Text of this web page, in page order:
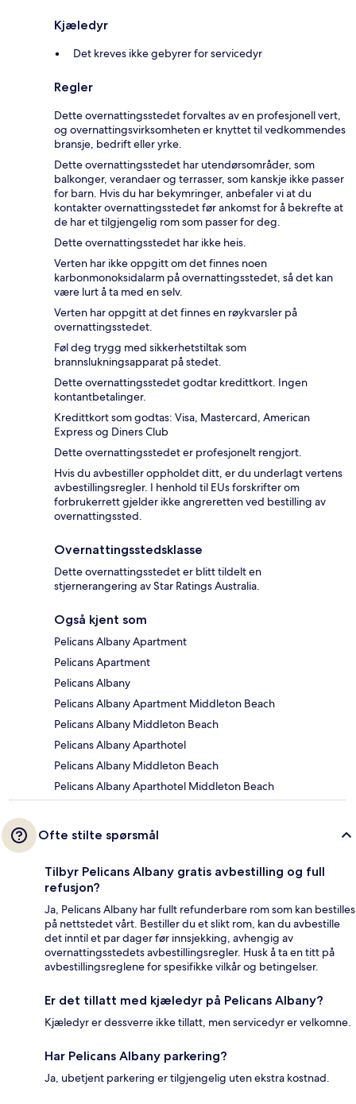
Kjæledyr
Det kreves ikke gebyrer for servicedyr
Regler
Dette overnattingsstedet forvaltes av en profesjonell vert,
og overnattingsvirksomheten er knyttet til vedkommendes
bransje, bedrift eller yrke.
Dette overnattingsstedet har utendørsområder, som
balkonger, verandaer og terrasser, som kanskje ikke passer
for barn. Hvis du har bekymringer, anbefaler vi at du
kontakter overnattingsstedet før ankomst for å bekrefte at
de har et tilgjengelig rom som passer for deg.
Dette overnattingsstedet har ikke heis.
Verten har ikke oppgitt om det finnes noen
karbonmonoksidalarm på overnattingsstedet, så det kan
være lurt å ta med en selv.
Verten har oppgitt at det finnes en røykvarsler på
overnattingsstedet.
Føl deg trygg med sikkerhetstiltak som
brannslukningsapparat på stedet.
Dette overnattingsstedet godtar kredittkort. Ingen
kontantbetalinger.
Kredittkort som godtas: Visa, Mastercard, American
Express og Diners Club
Dette overnattingsstedet er profesjonelt rengjort.
Hvis du avbestiller oppholdet ditt, er du underlagt vertens
avbestillingsregler. I henhold til EUs forskrifter om
forbrukerrett gjelder ikke angreretten ved bestilling av
overnattingssted.
Overnattingsstedsklasse
Dette overnattingsstedet er blitt tildelt en
stjernerangering av Star Ratings Australia.
Også kjent som
Pelicans Albany Apartment
Pelicans Apartment
Pelicans Albany
Pelicans Albany Apartment Middleton Beach
Pelicans Albany Middleton Beach
Pelicans Albany Aparthotel
Pelicans Albany Middleton Beach
Pelicans Albany Aparthotel Middleton Beach
Ofte stilte spørsmål
Tilbyr Pelicans Albany gratis avbestilling og full
refusjon?
Ja, Pelicans Albany har fullt refunderbare rom som kan bestilles
på nettstedet vårt. Bestiller du et slikt rom, kan du avbestille
det inntil et par dager før innsjekking, avhengig av
overnattingsstedets avbestillingsregler. Husk å ta en titt på
avbestillingsreglene for spesifikke vilkår og betingelser.
Er det tillatt med kjæledyr på Pelicans Albany?
Kjæledyr er dessverre ikke tillatt, men servicedyr er velkomne.
Har Pelicans Albany parkering?
Ja, ubetjent parkering er tilgjengelig uten ekstra kostnad.